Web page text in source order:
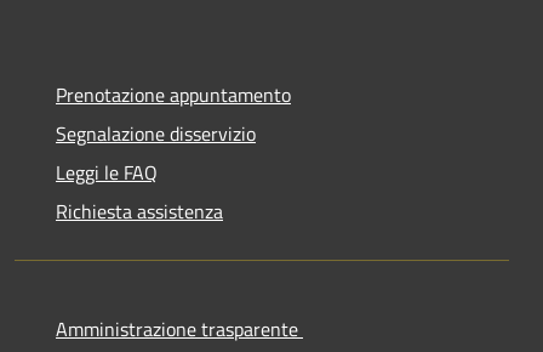
Prenotazione appuntamento
Segnalazione disservizio
Leggi le FAQ
Richiesta assistenza
Amministrazione trasparente